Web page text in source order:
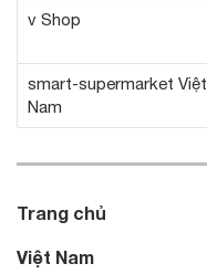
v Shop
smart-supermarket Việt
Nam
Trang chủ
Việt Nam